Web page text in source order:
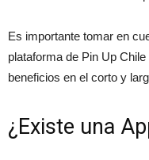
Es importante tomar en
plataforma de Pin Up
beneficios en el corto y
¿Existe una